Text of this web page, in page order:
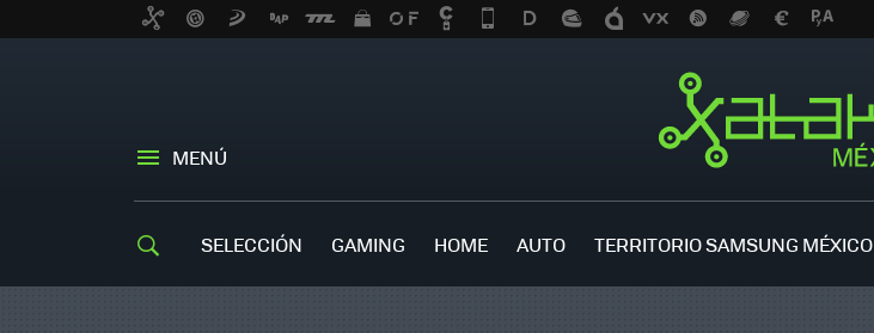
MENÚ
SELECCIÓN GAMING HOME AUTO TERRITORIO SAMSUNG MÉXICO